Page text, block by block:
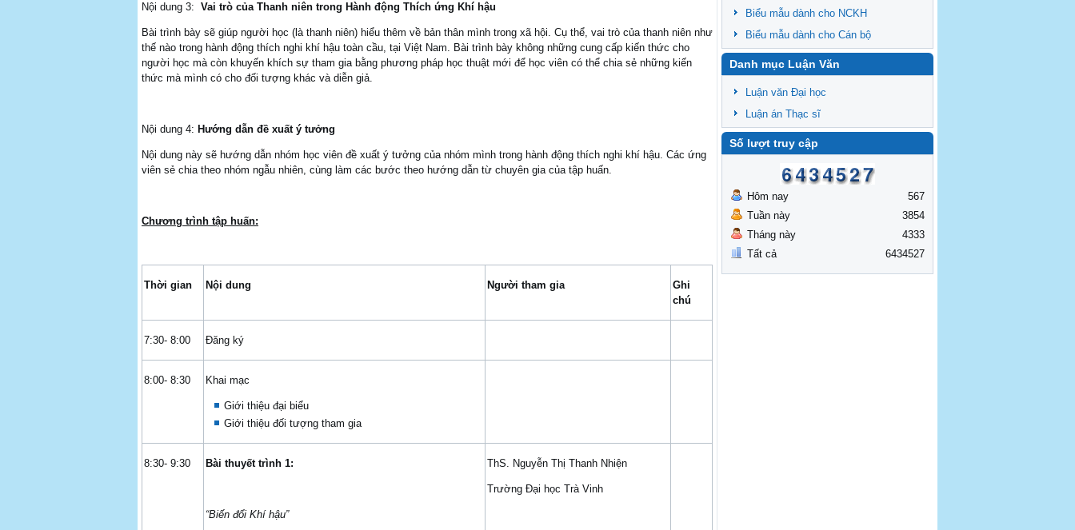
Nội dung 3: Vai trò của Thanh niên trong Hành động Thích ứng Khí hậu
Bài trình bày sẽ giúp người học (là thanh niên) hiểu thêm về bản thân mình trong xã hội. Cụ thể, vai trò của thanh niên như
thế nào trong hành động thích nghi khí hậu toàn cầu, tại Việt Nam. Bài trình bày không những cung cấp kiến thức cho
người học mà còn khuyến khích sự tham gia bằng phương pháp học thuật mới để học viên có thể chia sẻ những kiến
thức mà mình có cho đối tượng khác và diễn giả.
Nội dung 4: Hướng dẫn đề xuất ý tưởng
Nội dung này sẽ hướng dẫn nhóm học viên đề xuất ý tưởng của nhóm mình trong hành động thích nghi khí hậu. Các ứng
viên sẻ chia theo nhóm ngẫu nhiên, cùng làm các bước theo hướng dẫn từ chuyên gia của tập huấn.
Chương trình tập huấn:
Thời gian Nội dung Người tham gia
Ghi
chú
7:30- 8:00 Đăng ký
8:00- 8:30 Khai mạc
Giới thiệu đại biểu
Giới thiệu đối tượng tham gia
8:30- 9:30 Bài thuyết trình 1:
“Biến đổi Khí hậu”
ThS. Nguyễn Thị Thanh Nhiện
Trường Đại học Trà Vinh
Biểu mẫu dành cho NCKH
Biểu mẫu dành cho Cán bộ
Danh mục Luận Văn
Luận văn Đại học
Luận án Thạc sĩ
Số lượt truy cập
Hôm nay
Tuần này
Tháng này
Tất cả
567
3854
4333
6434527